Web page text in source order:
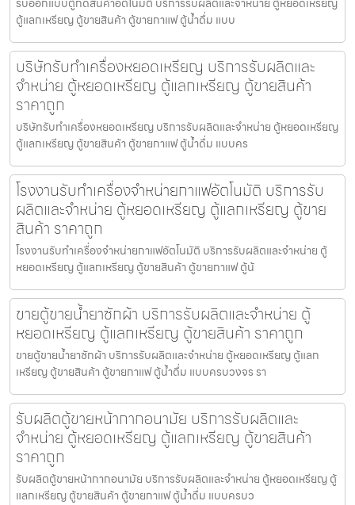
ตู้แลกเหรียญ ตู้ขายสินค้า ตู้ขายกาแฟ ตู้น้ำดื่ม แบบ
บริษัทรับทำเครื่องหยอดเหรียญ บริการรับผลิตและ
จำหน่าย ตู้หยอดเหรียญ ตู้แลกเหรียญ ตู้ขายสินค้า
ราคาถูก
บริษัทรับทำเครื่องหยอดเหรียญ บริการรับผลิตและจำหน่าย ตู้หยอดเหรียญ
ตู้แลกเหรียญ ตู้ขายสินค้า ตู้ขายกาแฟ ตู้น้ำดื่ม แบบคร
โรงงานรับทำเครื่องจำหน่ายกาแฟ​อัตโนมัติ บริการรับ
ผลิตและจำหน่าย ตู้หยอดเหรียญ ตู้แลกเหรียญ ตู้ขาย
สินค้า ราคาถูก
โรงงานรับทำเครื่องจำหน่ายกาแฟ​อัตโนมัติ บริการรับผลิตและจำหน่าย ตู้
หยอดเหรียญ ตู้แลกเหรียญ ตู้ขายสินค้า ตู้ขายกาแฟ ตู้น้
ขายตู้ขายน้ำยาซักผ้า บริการรับผลิตและจำหน่าย ตู้
หยอดเหรียญ ตู้แลกเหรียญ ตู้ขายสินค้า ราคาถูก
ขายตู้ขายน้ำยาซักผ้า บริการรับผลิตและจำหน่าย ตู้หยอดเหรียญ ตู้แลก
เหรียญ ตู้ขายสินค้า ตู้ขายกาแฟ ตู้น้ำดื่ม แบบครบวงจร รา
รับผลิตตู้ขายหน้ากากอนามัย บริการรับผลิตและ
จำหน่าย ตู้หยอดเหรียญ ตู้แลกเหรียญ ตู้ขายสินค้า
ราคาถูก
รับผลิตตู้ขายหน้ากากอนามัย บริการรับผลิตและจำหน่าย ตู้หยอดเหรียญ ตู้
แลกเหรียญ ตู้ขายสินค้า ตู้ขายกาแฟ ตู้น้ำดื่ม แบบครบว